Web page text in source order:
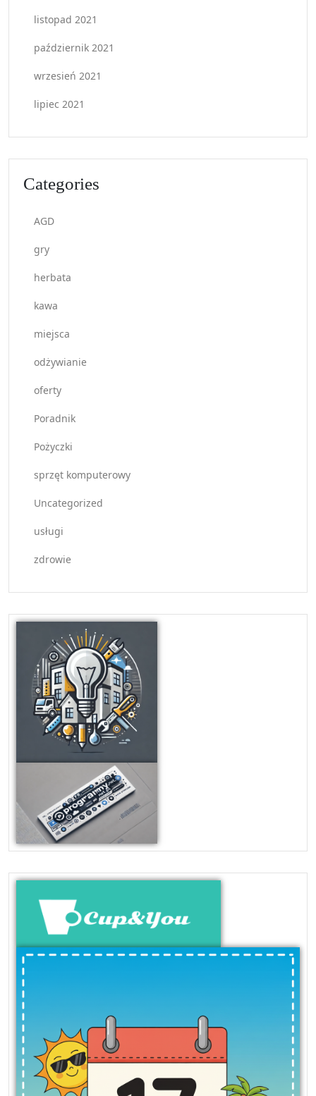
listopad 2021
październik 2021
wrzesień 2021
lipiec 2021
Categories
AGD
gry
herbata
kawa
miejsca
odżywianie
oferty
Poradnik
Pożyczki
sprzęt komputerowy
Uncategorized
usługi
zdrowie